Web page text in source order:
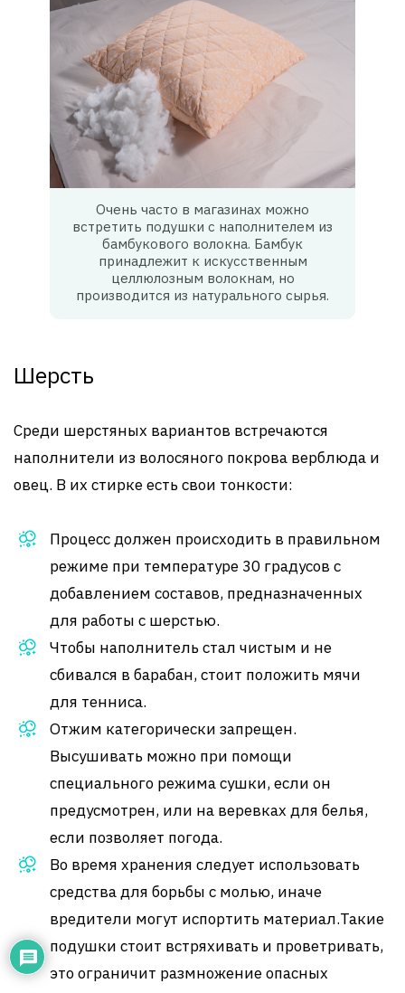
Очень часто в магазинах можно
встретить подушки с наполнителем из
бамбукового волокна. Бамбук
принадлежит к искусственным
целлюлозным волокнам, но
производится из натурального сырья.
Шерсть
Среди шерстяных вариантов встречаются
наполнители из волосяного покрова верблюда и
овец. В их стирке есть свои тонкости:
Процесс должен происходить в правильном
режиме при температуре 30 градусов с
добавлением составов, предназначенных
для работы с шерстью.
Чтобы наполнитель стал чистым и не
сбивался в барабан, стоит положить мячи
для тенниса.
Отжим категорически запрещен.
Высушивать можно при помощи
специального режима сушки, если он
предусмотрен, или на веревках для белья,
если позволяет погода.
Во время хранения следует использовать
средства для борьбы с молью, иначе
вредители могут испортить материал.Такие
подушки стоит встряхивать и проветривать,
это ограничит размножение опасных